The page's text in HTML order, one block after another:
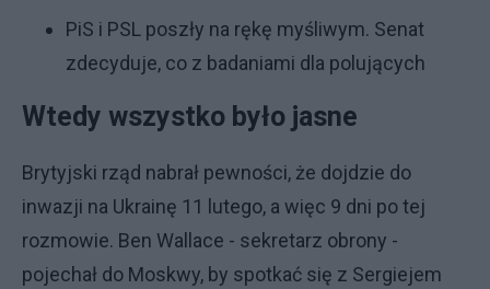
PiS i PSL poszły na rękę myśliwym. Senat
zdecyduje, co z badaniami dla polujących
Wtedy wszystko było jasne
Brytyjski rząd nabrał pewności, że dojdzie do
inwazji na Ukrainę 11 lutego, a więc 9 dni po tej
rozmowie. Ben Wallace - sekretarz obrony -
pojechał do Moskwy, by spotkać się z Sergiejem